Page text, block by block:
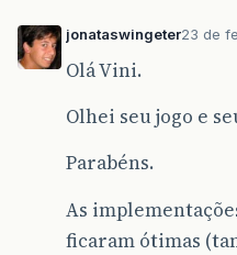
jonataswingeter23 de
Olá Vini.
Olhei seu jogo e
Parabéns.
As
ficaram ótimas